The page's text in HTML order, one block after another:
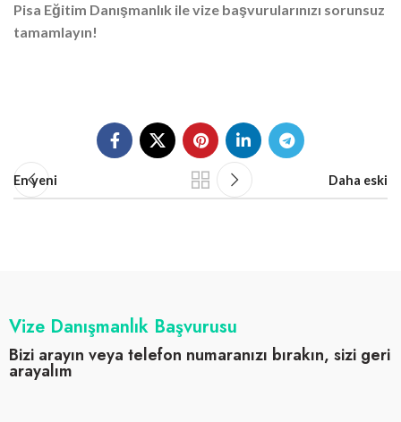
Pisa Eğitim Danışmanlık ile vize başvurularınızı sorunsuz
tamamlayın!
En yeni Daha eski
Vize Danışmanlık Başvurusu
Bizi arayın veya telefon numaranızı bırakın, sizi geri
arayalım